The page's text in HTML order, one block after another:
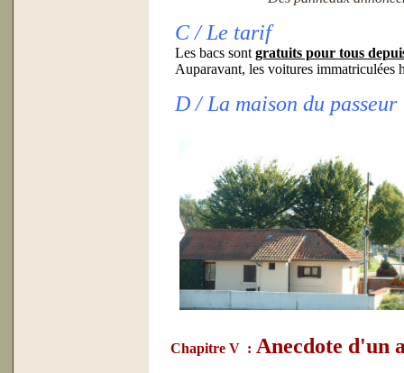
C / Le tarif
Les bacs sont gratuits pour tous
Auparavant, les voitures immatriculées
D / La maison du passeur
Chapitre V : Anecdote d'un